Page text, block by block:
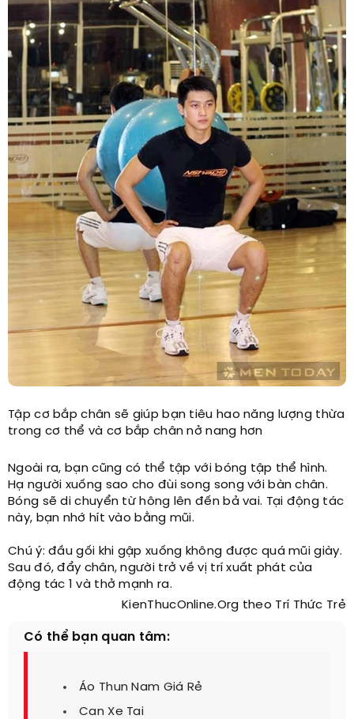
Tập cơ bắp chân sẽ giúp bạn tiêu hao năng lượng thừa
trong cơ thể và cơ bắp chân nở nang hơn
Ngoài ra, bạn cũng có thể tập với bóng tập thể hình.
Hạ người xuống sao cho đùi song song với bàn chân.
Bóng sẽ di chuyển từ hông lên đến bả vai. Tại động tác
này, bạn nhớ hít vào bằng mũi.
Chú ý: đầu gối khi gập xuống không được quá mũi giày.
Sau đó, đẩy chân, người trở về vị trí xuất phát của
động tác 1 và thở mạnh ra.
KienThucOnline.Org theo Trí Thức Trẻ
Có thể bạn quan tâm:
Áo Thun Nam Giá Rẻ
Can Xe Tai